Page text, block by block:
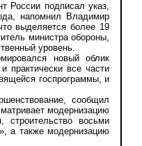
России подписал указ,
напомнил Владимир
выделяется более 19
министра обороны,
уровень.
новый облик
практически все части
госпрограммы, и
сообщил
модернизацию
строительство восьми
а также модернизацию